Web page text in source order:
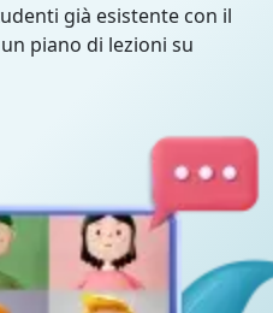
già esistente con il
piano di lezioni su